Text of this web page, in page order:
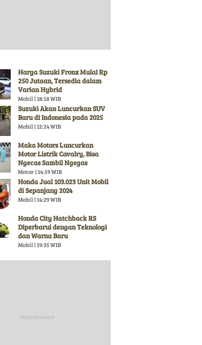
Harga Suzuki Fronx Mulai Rp
250 Jutaan, Tersedia dalam
Varian Hybrid
Mobil | 18:58 WIB
Suzuki Akan Luncurkan SUV
Baru di Indonesia pada 2025
Mobil | 12:24 WIB
Maka Motors Luncurkan
Motor Listrik Cavalry, Bisa
Ngecas Sambil Ngegas
Motor | 14:59 WIB
Honda Jual 103.023 Unit Mobil
di Sepanjang 2024
Mobil | 14:29 WIB
Honda City Hatchback RS
Diperbarui dengan Teknologi
dan Warna Baru
Mobil | 19:35 WIB